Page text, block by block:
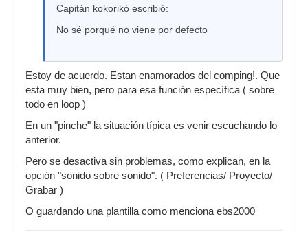
Capitán kokorikó escribió:
No sé porqué no viene por defecto
Estoy de acuerdo. Estan enamorados del comping!. Que
esta muy bien, pero para esa función específica ( sobre
todo en loop )
En un "pinche" la situación típica es venir escuchando lo
anterior.
Pero se desactiva sin problemas, como explican, en la
opción "sonido sobre sonido". ( Preferencias/ Proyecto/
Grabar )
O guardando una plantilla como menciona ebs2000